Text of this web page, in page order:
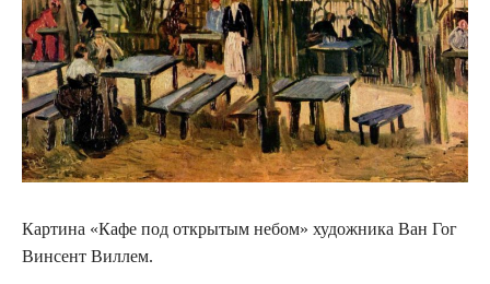
Картина «Кафе под открытым небом» художника Ван Гог
Винсент Виллем.